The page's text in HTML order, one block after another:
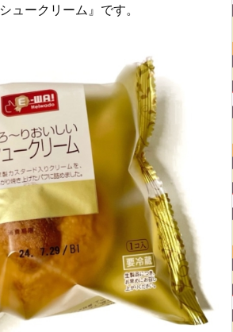
ュークリーム』です。